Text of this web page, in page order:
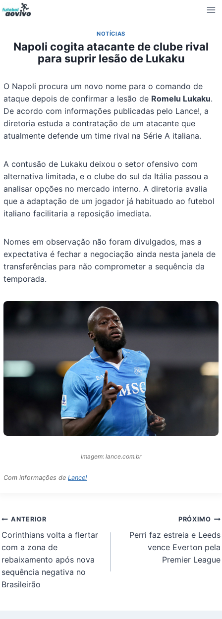
Pular
para
Conteúdo
NOTÍCIAS
Napoli cogita atacante de clube rival
para suprir lesão de Lukaku
O Napoli procura um novo nome para o comando de
ataque depois de confirmar a lesão de Romelu Lukaku.
De acordo com informações publicadas pelo Lance!, a
diretoria estuda a contratação de um atacante que
atualmente defende um time rival na Série A italiana.
A contusão de Lukaku deixou o setor ofensivo com
alternativa limitada, e o clube do sul da Itália passou a
analisar opções no mercado interno. A diretoria avalia
que a adaptação de um jogador já habituado ao futebol
italiano facilitaria a reposição imediata.
Nomes em observação não foram divulgados, mas a
expectativa é fechar a negociação ainda nesta janela de
transferências para não comprometer a sequência da
temporada.
Imagem: lance.com.br
Com informações deLance!
Navegação
de
Post
ANTERIOR
Corinthians volta a flertar
com a zona de
rebaixamento após nova
sequência negativa no
Brasileirão
PRÓXIMO
Perri faz estreia e Leeds
vence Everton pela
Premier League